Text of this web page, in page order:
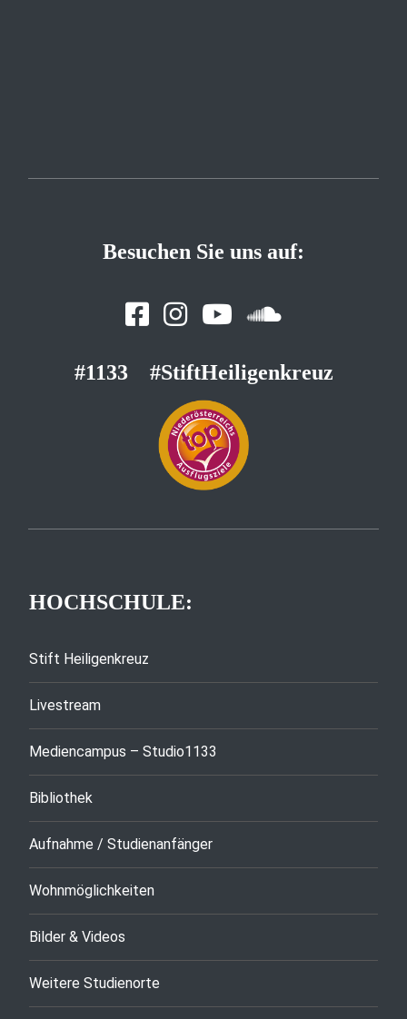
Besuchen Sie uns auf:
#1133 #StiftHeiligenkreuz
HOCHSCHULE:
Stift Heiligenkreuz
Livestream
Mediencampus – Studio1133
Bibliothek
Aufnahme / Studienanfänger
Wohnmöglichkeiten
Bilder & Videos
Weitere Studienorte